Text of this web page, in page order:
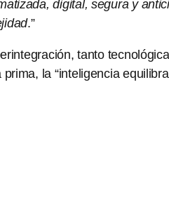
digital, segura y
.”
tanto
la “inteligencia